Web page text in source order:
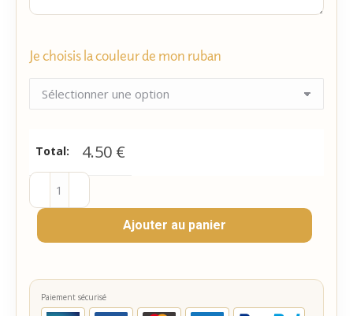
Je choisis la couleur de mon ruban
Total: 4.50 €
quantité
de
Cadeau
-
Ajouter au panier
Paiement sécurisé